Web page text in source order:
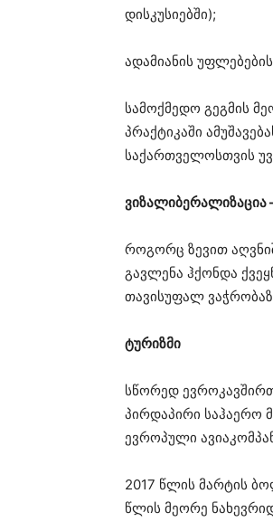
დისკუსიებში);
ადამიანის
სამოქმედო გეგმის
პრაქტიკაში
საქართველოსთვის
როგორც ზევით
გავლენა ჰქონდა
თავისუფალ
ტურიზმი
სწორედ
პირდაპირი საჰაერო
ევროპული
2017 წლის მარტის
წლის მეორე